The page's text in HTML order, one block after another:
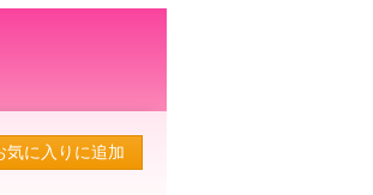
気に入りに追加